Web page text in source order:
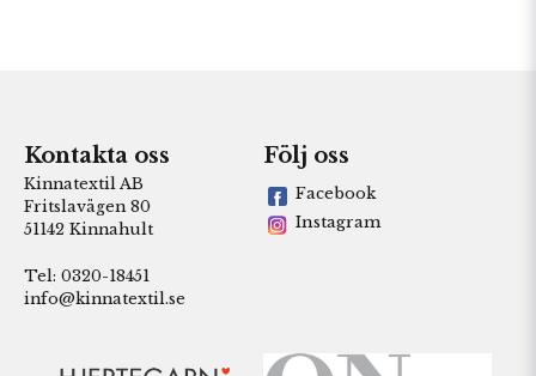
Kontakta oss
Kinnatextil AB
Fritslavägen 80
51142 Kinnahult
Tel: 0320-18451
info@kinnatextil.se
Följ oss
Facebook
Instagram